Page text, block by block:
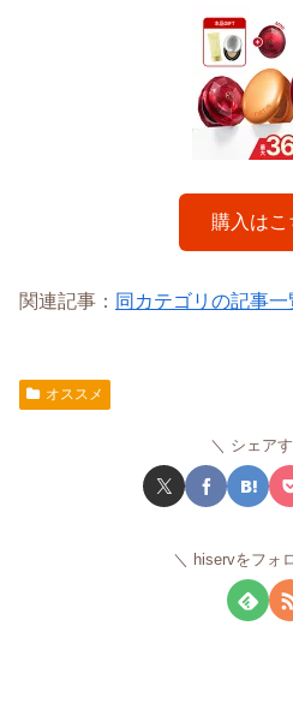
購入はこ
関連記事： 同カテゴリの記事一
オススメ
シェア
hiservをフォ